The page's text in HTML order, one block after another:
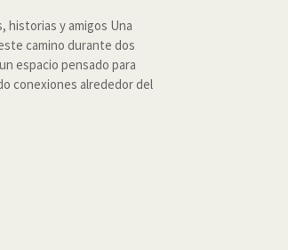
historias y amigos Una
camino durante dos
espacio pensado para
conexiones alrededor del